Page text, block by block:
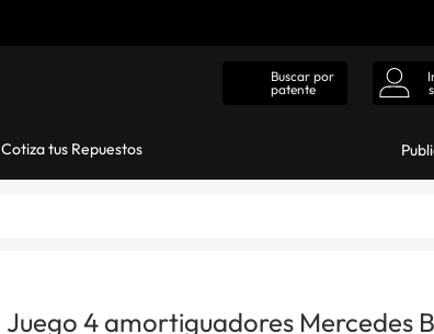
Buscar por
patente
Cotiza tus Repuestos
Juego 4 amortiguadores Mercedes